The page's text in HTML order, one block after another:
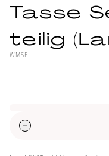
Tasse
teilig
WMSE
Grösse sind